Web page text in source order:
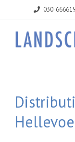
inhoud
030-